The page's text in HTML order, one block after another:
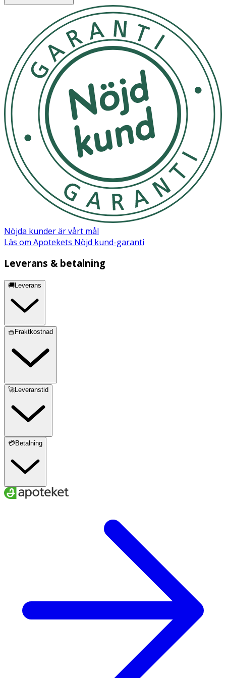
diabetiska fotsår, 2:a gradens brännskador, kirurgiska
sår och hudavskrapningar. Biatain Super kan användas
under kompressionsbehandling.
Superabsorberande partiklar suger upp och stänger
inne stora mängder sårvätska. Fibrerna fördelar
sårvätskan i dynan så att absorptionsförmågan ökas.
Den höga avdunstningen skapar en optimal
exsudathantering. Den hydrokapillära dynan absorberar
sårvätska snabbt och vertikalt, fördelar sedan sårvätskan
horisontellt.
Nöjda kunder är vårt mål
Läs om Apotekets Nöjd kund-garanti
Leverans & betalning
🚚Leverans
🧺Fraktkostnad
🚀Leveranstid
💳Betalning